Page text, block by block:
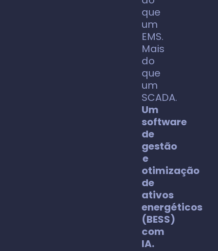
que
um
EMS.
Mais
do
que
um
SCADA.
Um
software
de
gestão
e
otimização
de
ativos
energéticos
(BESS)
com
IA.